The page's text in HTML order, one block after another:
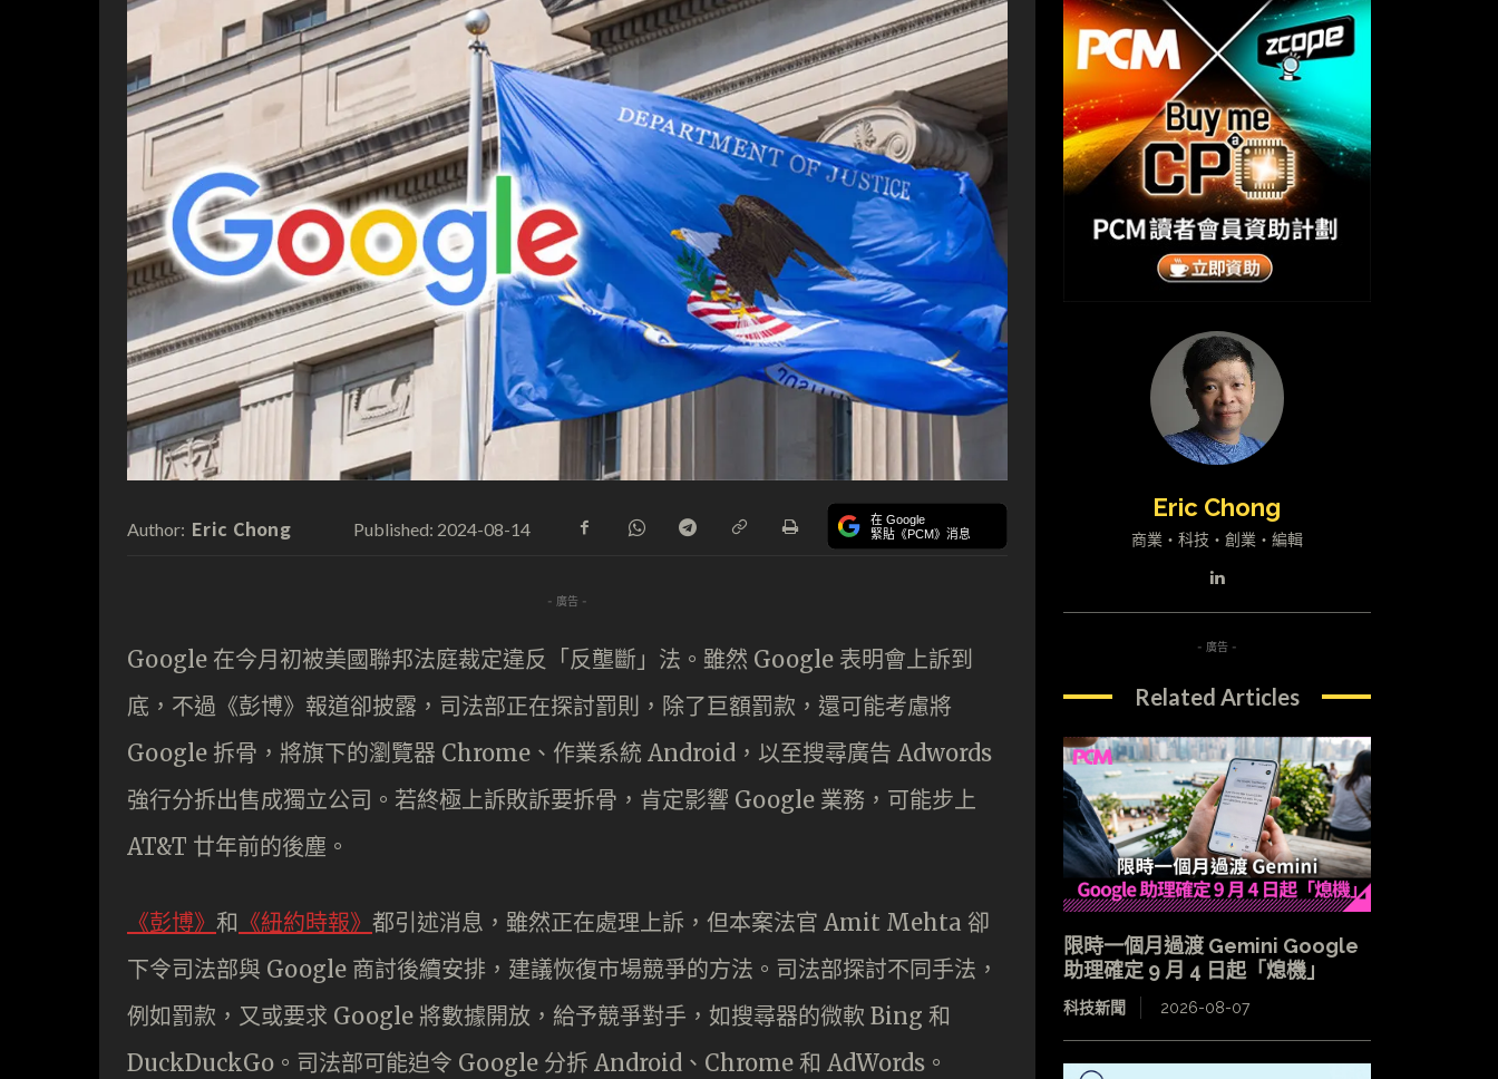
Author: Eric Chong Published: 2024-08-14 在 Google
緊貼《PCM》消息
- 廣告 -
Google 在今月初被美國聯邦法庭裁定違反「反壟斷」法。雖然 Google 表明會上訴到
底，不過《彭博》報道卻披露，司法部正在探討罰則，除了巨額罰款，還可能考慮將
Google 拆骨，將旗下的瀏覽器 Chrome、作業系統 Android，以至搜尋廣告 Adwords
強行分拆出售成獨立公司。若終極上訴敗訴要拆骨，肯定影響 Google 業務，可能步上
AT&T 廿年前的後塵。
《彭博》 和 《紐約時報》 都引述消息，雖然正在處理上訴，但本案法官 Amit Mehta 卻
下令司法部與 Google 商討後續安排，建議恢復市場競爭的方法。司法部探討不同手法，
例如罰款，又或要求 Google 將數據開放，給予競爭對手，如搜尋器的微軟 Bing 和
DuckDuckGo。司法部可能迫令 Google 分拆 Android、Chrome 和 AdWords。
Eric Chong
商業・科技・創業・編輯
- 廣告 -
Related Articles
限時一個月過渡 Gemini Google
助理確定 9 月 4 日起「熄機」
科技新聞 2026-08-07